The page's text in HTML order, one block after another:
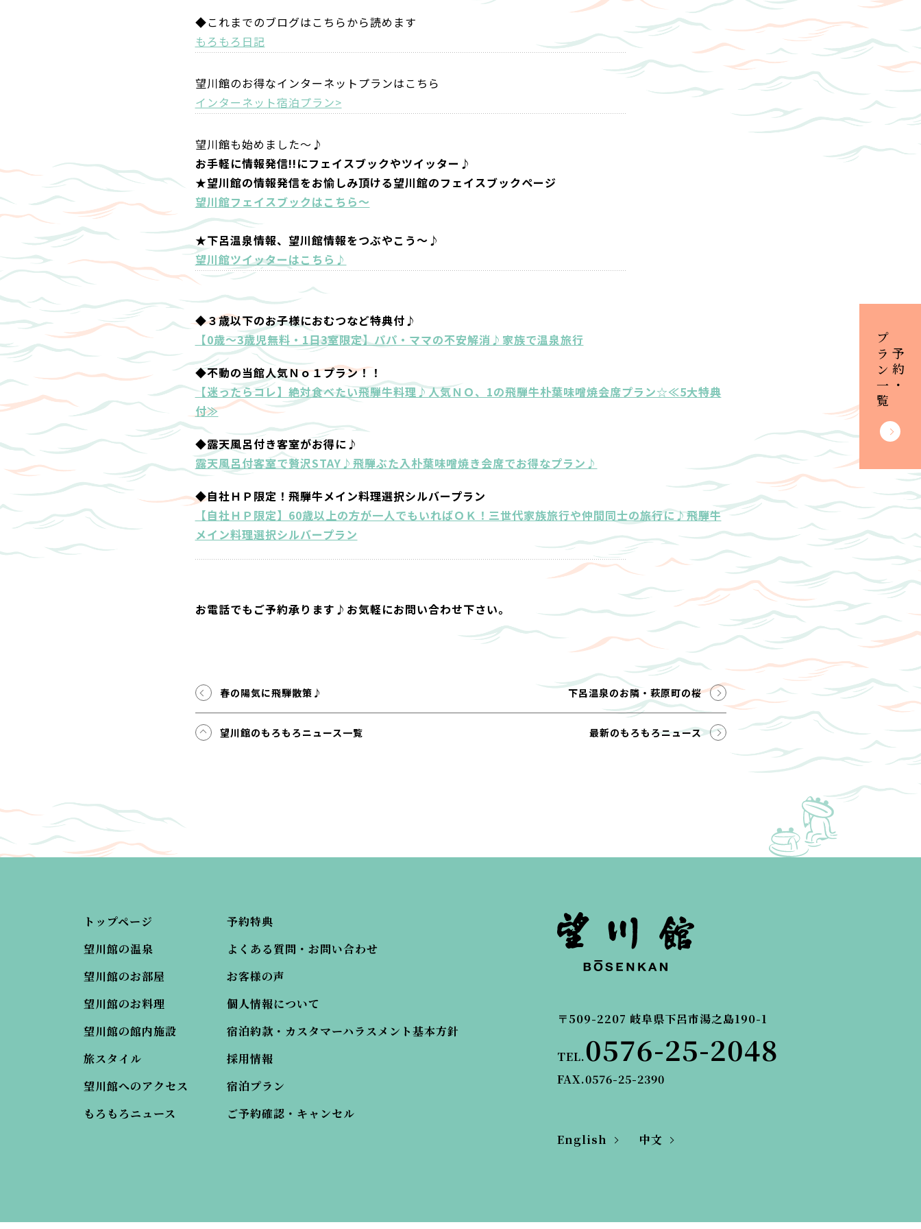
ご予約・
プラン一覧
◆これまでのブログはこちらから読めます
もろもろ日記
望川館のお得なインターネットプランはこちら
インターネット宿泊プラン>
望川館も始めました～♪
お手軽に情報発信!!にフェイスブックやツイッター♪
★望川館の情報発信をお愉しみ頂ける望川館のフェイスブックページ
望川館フェイスブックはこちら～
★下呂温泉情報、望川館情報をつぶやこう～♪
望川館ツイッターはこちら♪
◆３歳以下のお子様におむつなど特典付♪
【0歳～3歳児無料・1日3室限定】パパ・ママの不安解消♪家族で温泉旅行
◆不動の当館人気Ｎｏ１プラン！！
【迷ったらコレ】絶対食べたい飛騨牛料理♪人気ＮＯ、1の飛騨牛朴葉味噌焼会席プラン☆≪5大特典
付≫
◆露天風呂付き客室がお得に♪
露天風呂付客室で贅沢STAY♪飛騨ぶた入朴葉味噌焼き会席でお得なプラン♪
◆自社ＨＰ限定！飛騨牛メイン料理選択シルバープラン
【自社ＨＰ限定】60歳以上の方が一人でもいればＯＫ！三世代家族旅行や仲間同士の旅行に♪飛騨牛
メイン料理選択シルバープラン
お電話でもご予約承ります♪お気軽にお問い合わせ下さい。
春の陽気に飛騨散策♪ 下呂温泉のお隣・萩原町の桜
望川館のもろもろニュース一覧 最新のもろもろニュース
トップページ
望川館の温泉
望川館のお部屋
望川館のお料理
望川館の館内施設
旅スタイル
望川館へのアクセス
もろもろニュース
予約特典
よくある質問・お問い合わせ
お客様の声
個人情報について
宿泊約款・カスタマーハラスメント基本方針
採用情報
宿泊プラン
ご予約確認・キャンセル
〒509-2207 岐阜県下呂市湯之島190-1
TEL.0576-25-2048
FAX.0576-25-2390
English 中文
© BOSENKAN.